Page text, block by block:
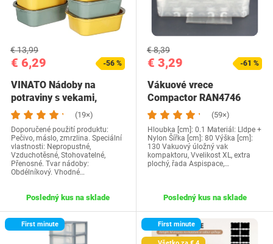
€ 6,29
€ 13,99
-56 %
VINATO Nádoby na
potraviny s vekami,
súprava 10 kusov –…
(19×)
Doporučené použití produktu:
Pečivo, máslo, zmrzlina. Speciální
vlastnosti: Nepropustné,
Vzduchotěsné, Stohovatelné,
Přenosné. Tvar nádoby:
Obdélníkový. Vhodné…
Posledný kus na sklade
€ 3,29
€ 8,39
-61 %
Vákuové vrece
Compactor RAN4746
(59×)
Hloubka [cm]: 0.1 Materiál: Lldpe +
Nylon Šířka [cm]: 80 Výška [cm]:
130 Vakuový úložný vak
kompaktoru, Vvelikost XL, extra
plochý, řada Aspispace,…
Posledný kus na sklade
First minute First minute